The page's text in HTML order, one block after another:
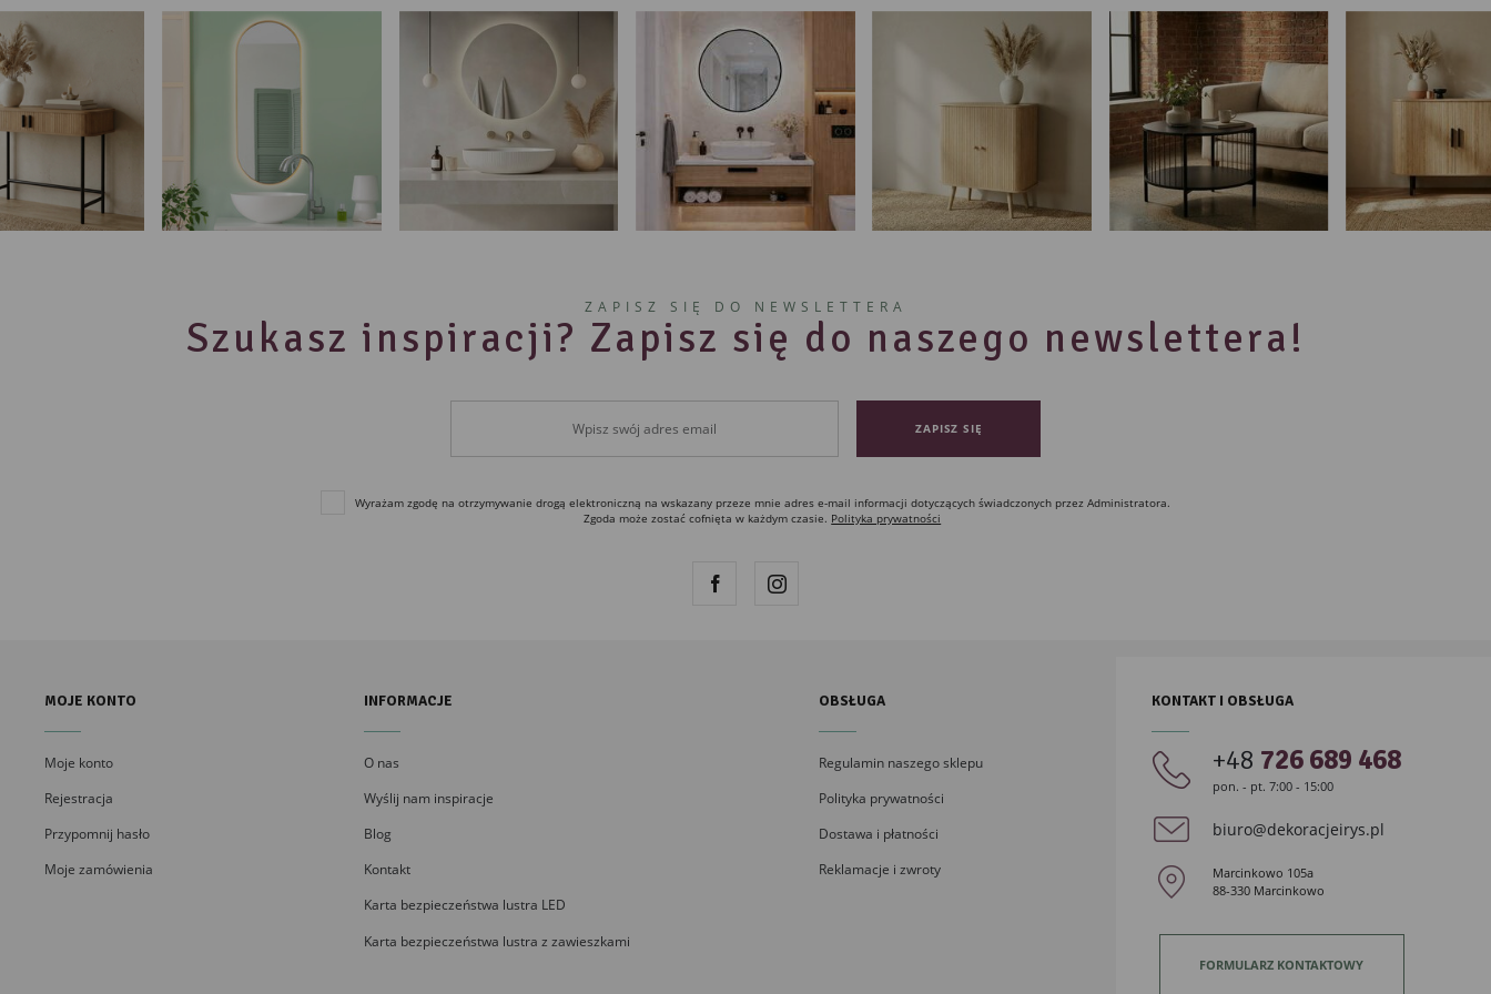
ZAPISZ SIĘ DO NEWSLETTERA
Szukasz inspiracji? Zapisz się do naszego newslettera!
Wyrażam zgodę na otrzymywanie drogą elektroniczną na wskazany przeze mnie adres e-mail informacji dotyczących świadczonych przez Administratora.
Zgoda może zostać cofnięta w każdym czasie. Polityka prywatności
MOJE KONTO
Moje konto
Rejestracja
Przypomnij hasło
Moje zamówienia
INFORMACJE
O nas
Wyślij nam inspiracje
Blog
Kontakt
Karta bezpieczeństwa lustra LED
Karta bezpieczeństwa lustra z zawieszkami
OBSŁUGA
Regulamin naszego sklepu
Polityka prywatności
Dostawa i płatności
Reklamacje i zwroty
KONTAKT I OBSŁUGA
+48 726 689 468
pon. - pt. 7:00 - 15:00
biuro@dekoracjeirys.pl
Marcinkowo 105a
88-330 Marcinkowo
FORMULARZ KONTAKTOWY